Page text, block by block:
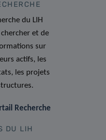
du LIH
et de
sur
actifs, les
les projets
Recherche
DU LIH